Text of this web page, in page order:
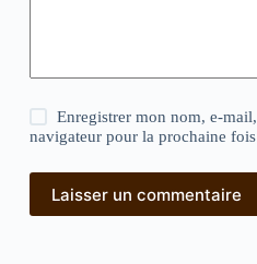
Enregistrer mon nom, e-
navigateur pour la prochaine
Laisser un commentaire